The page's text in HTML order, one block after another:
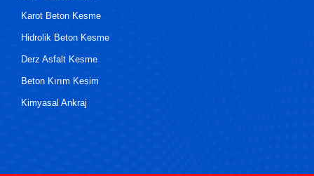
Karot Beton Kesme
Hidrolik Beton Kesme
Derz Asfalt Kesme
Beton Kırım Kesim
Kimyasal Ankraj